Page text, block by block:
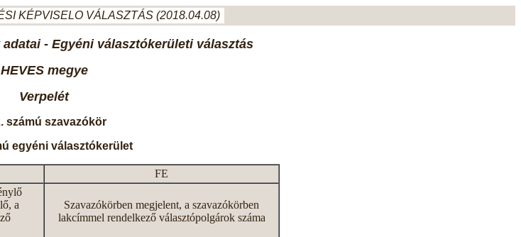
KÉPVISELO VÁLASZTÁS (2018.04.08)
- Egyéni választókerületi választás
HEVES megye
Verpelét
számú szavazókör
egyéni választókerület
FE
a
Szavazókörben megjelent, a szavazókörben
lakcímmel rendelkező választópolgárok száma